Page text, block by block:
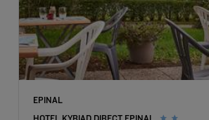
EPINAL